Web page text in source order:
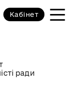
ради
Кабінет